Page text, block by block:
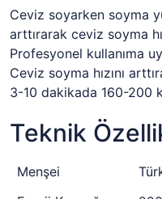
Ceviz soyarken soyma
arttırarak ceviz soyma
Profesyonel kullanıma
Ceviz soyma hızını
3-10 dakikada 160-200
Teknik
Menşei